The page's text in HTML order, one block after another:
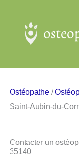
contenu
Ostéopathe /
Saint-Aubin-du-
Contacter un
35140